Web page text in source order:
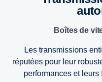
Boîtes de
Les transmissions
réputées pour leur
performances et leurs